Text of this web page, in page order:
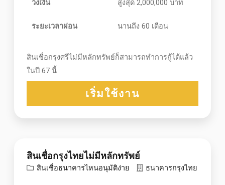
วงเงิน สูงสุด 2,000,000 บาท
ระยะเวลาผ่อน นานถึง 60 เดือน
สินเชื่อกรุงศรีไม่มีหลักทรัพย์ก็สามารถทำการกู้ได้แล้ว
ในปี 67 นี้
เริ่มใช้งาน
สินเชื่อกรุงไทยไม่มีหลักทรัพย์
สินเชื่อธนาคารไหนอนุมัติง่าย ธนาคารกรุงไทย